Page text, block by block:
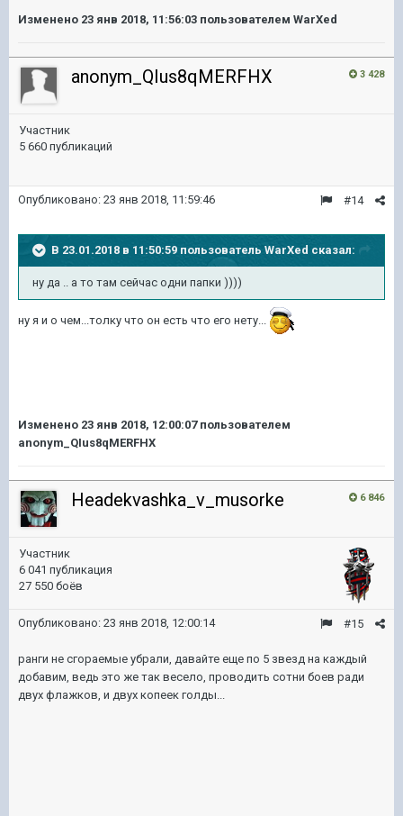
Изменено 23 янв 2018, 11:56:03 пользователем WarXed
3 428
anonym_QIus8qMERFHX
Участник
5 660 публикаций
#14
Опубликовано: 23 янв 2018, 11:59:46
В 23.01.2018 в 11:50:59 пользователь WarXed сказал:
ну да .. а то там сейчас одни папки ))))
ну я и о чем...толку что он есть что его нету...
Изменено 23 янв 2018, 12:00:07пользователем
anonym_QIus8qMERFHX
6 846
Headekvashka_v_musorke
Участник
6 041 публикация
27 550 боёв
#15
Опубликовано: 23 янв 2018, 12:00:14
ранги не сгораемые убрали, давайте еще по 5 звезд на каждый
добавим, ведь это же так весело, проводить сотни боев ради
двух флажков, и двух копеек голды...